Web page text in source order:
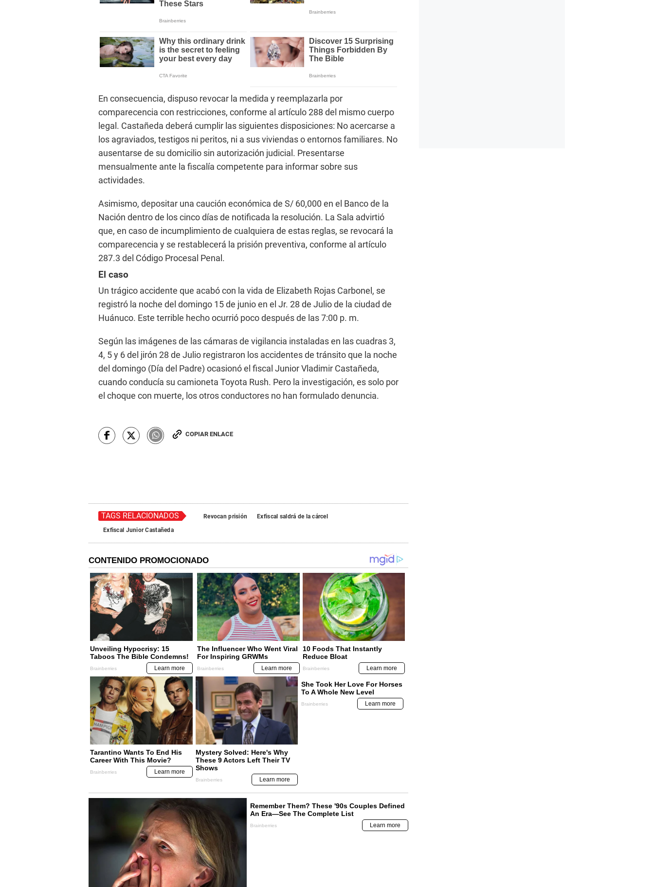
En consecuencia, dispuso revocar la medida y reemplazarla por
comparecencia con restricciones, conforme al artículo 288 del mismo cuerpo
legal. Castañeda deberá cumplir las siguientes disposiciones: No acercarse a
los agraviados, testigos ni peritos, ni a sus viviendas o entornos familiares. No
ausentarse de su domicilio sin autorización judicial. Presentarse
mensualmente ante la fiscalía competente para informar sobre sus
actividades.
Asimismo, depositar una caución económica de S/ 60,000 en el Banco de la
Nación dentro de los cinco días de notificada la resolución. La Sala advirtió
que, en caso de incumplimiento de cualquiera de estas reglas, se revocará la
comparecencia y se restablecerá la prisión preventiva, conforme al artículo
287.3 del Código Procesal Penal.
El caso
Un trágico accidente que acabó con la vida de Elizabeth Rojas Carbonel, se
registró la noche del domingo 15 de junio en el Jr. 28 de Julio de la ciudad de
Huánuco. Este terrible hecho ocurrió poco después de las 7:00 p. m.
Según las imágenes de las cámaras de vigilancia instaladas en las cuadras 3,
4, 5 y 6 del jirón 28 de Julio registraron los accidentes de tránsito que la noche
del domingo (Día del Padre) ocasionó el fiscal Junior Vladimir Castañeda,
cuando conducía su camioneta Toyota Rush. Pero la investigación, es solo por
el choque con muerte, los otros conductores no han formulado denuncia.
COPIAR ENLACE
TAGS RELACIONADOS Revocan prisión
Exfiscal saldrá de la cárcel
Exfiscal Junior Castañeda